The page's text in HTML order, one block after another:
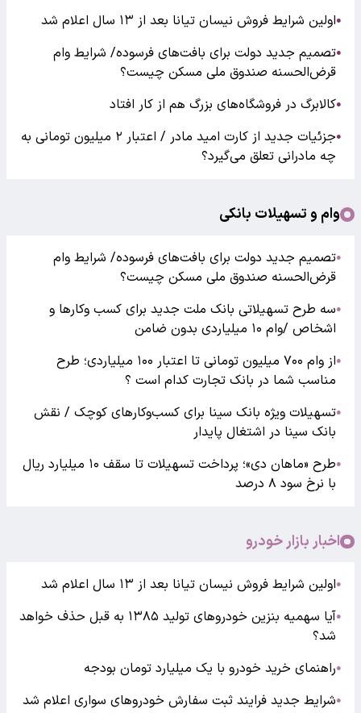
●اولین شرایط فروش نیسان تیانا بعد از ۱۳ سال اعلام شد
●تصمیم جدید دولت برای بافت‌های فرسوده/ شرایط وام
قرض‌الحسنه صندوق ملی مسکن چیست؟
●کالابرگ در فروشگاه‌های بزرگ هم از کار افتاد
●
جزئیات جدید از کارت امید مادر / اعتبار ۲ میلیون تومانی به
چه مادرانی تعلق می‌گیرد؟
وام و تسهیلات بانکی
●تصمیم جدید دولت برای بافت‌های فرسوده/ شرایط وام
قرض‌الحسنه صندوق ملی مسکن چیست؟
●سه طرح تسهیلاتی بانک ملت جدید برای کسب وکارها و
اشخاص /وام ۱۰ میلیاردی بدون ضامن
●
از وام ۷۰۰ میلیون تومانی تا اعتبار ۱۰۰ میلیاردی؛ طرح
مناسب شما در بانک تجارت کدام است ؟
●تسهیلات ویژه بانک سینا برای کسب‌وکارهای کوچک / نقش
بانک سینا در اشتغال پایدار
●
طرح «ماهان دی»؛ پرداخت تسهیلات تا سقف ۱۰ میلیارد ریال
با نرخ سود ۸ درصد
اخبار بازار خودرو
●اولین شرایط فروش نیسان تیانا بعد از ۱۳ سال اعلام شد
●
آیا سهمیه بنزین خودروهای تولید ۱۳۸۵ به قبل حذف خواهد
شد؟
●راهنمای خرید خودرو با یک میلیارد تومان بودجه
●شرایط جدید فرایند ثبت سفارش خودروهای سواری اعلام شد